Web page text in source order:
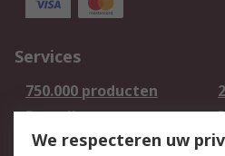
Services
750.000 producten
Bestellen
Retouren
We respecteren uw